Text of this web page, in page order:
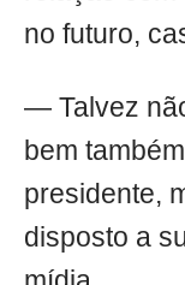
no futuro,
— Talvez
bem
presidente,
disposto a